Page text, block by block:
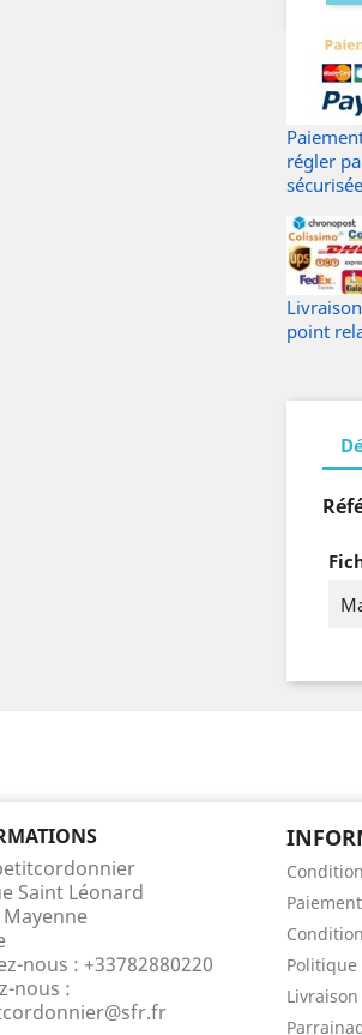
régler
point
Saint Léonard
Mayenne
nous : +33782880220
nous :
Livraison